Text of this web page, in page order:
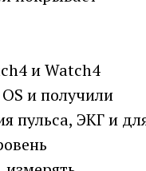
и Watch4
и получили
пульса, ЭКГ и